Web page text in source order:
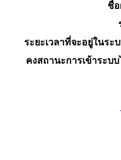
ชื่อ
ระยะเวลาที่จะอยู่ในระ
คงสถานะการเข้าระบ